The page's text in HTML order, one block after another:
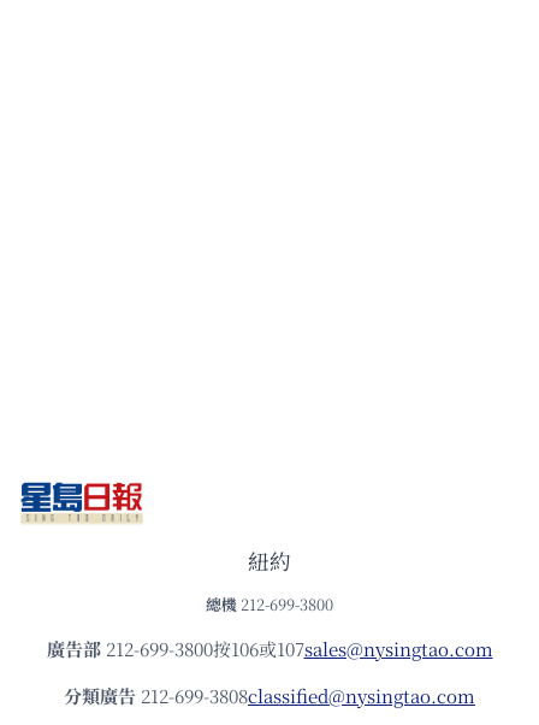
紐約
總機 212-699-3800
廣告部212-699-3800按106或107sales@nysingtao.com
分類廣告 212-699-3808classified@nysingtao.com